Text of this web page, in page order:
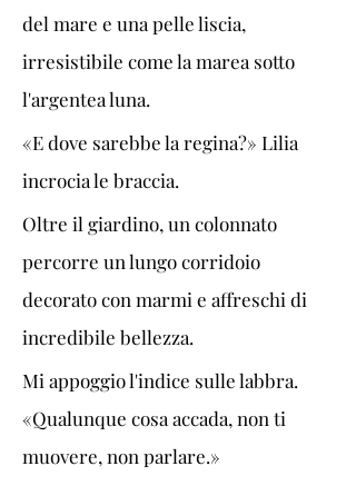
del mare e una pelle liscia,
irresistibile come la marea sotto
l'argentea luna.
«E dove sarebbe la regina?» Lilia
incrocia le braccia.
Oltre il giardino, un colonnato
percorre un lungo corridoio
decorato con marmi e affreschi di
incredibile bellezza.
Mi appoggio l'indice sulle labbra.
«Qualunque cosa accada, non ti
muovere, non parlare.»